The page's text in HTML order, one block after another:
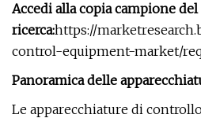
Accedi alla copia campione
ricerca:https://
control-equipment-market/
Panoramica delle
Le apparecchiature di